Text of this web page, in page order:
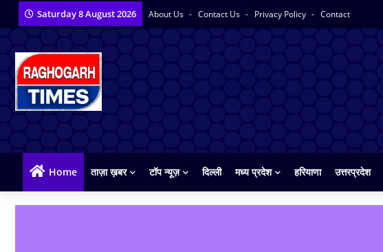
Saturday 8 August 2026 About Us Contact Us Privacy Policy Contact
Home ताज़ा ख़बर टॉप न्यूज़ दिल्ली मध्य प्रदेश हरियाणा उत्तरप्रदेश